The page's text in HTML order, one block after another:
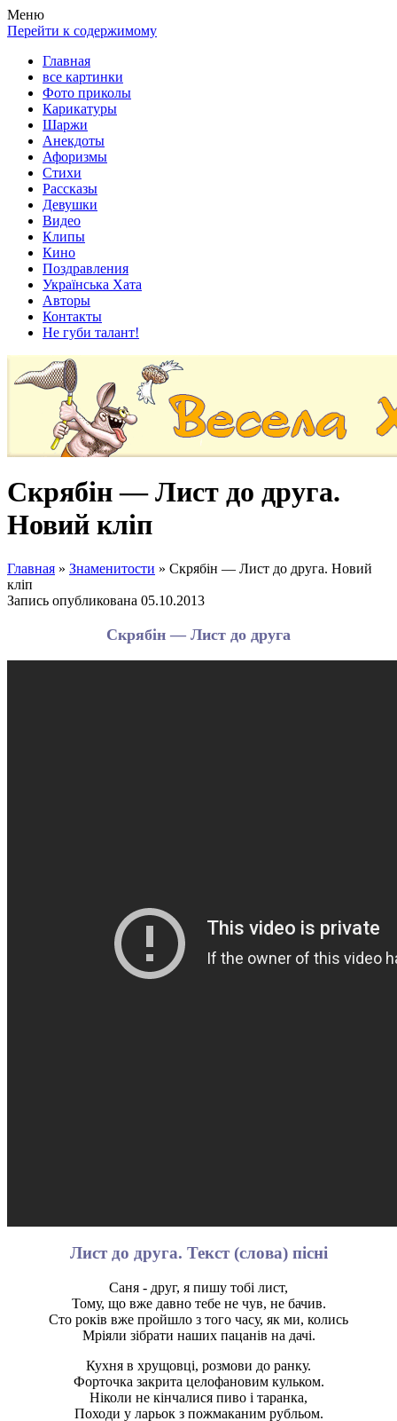
Весела хата — прикольные картинки, смешные истории,
клипы!
Покажем всем ваши фото приколы, карикатуры, шаржи, стихи,
рассказы, видео и песни!
Меню
Перейти к содержимому
Главная
все картинки
Фото приколы
Карикатуры
Шаржи
Анекдоты
Афоризмы
Стихи
Рассказы
Девушки
Видео
Клипы
Кино
Поздравления
Українська Хата
Авторы
Контакты
Не губи талант!
Скрябін — Лист до друга.
Новий кліп
Главная » Знаменитости » Скрябін — Лист до друга. Новий
кліп
Запись опубликована 05.10.2013
Скрябін — Лист до друга
Лист до друга. Текст (слова) пісні
Саня - друг, я пишу тобі лист,
Тому, що вже давно тебе не чув, не бачив.
Сто років вже пройшло з того часу, як ми, колись
Мріяли зібрати наших пацанів на дачі.
Кухня в хрущовці, розмови до ранку.
Форточка закрита целофановим кульком.
Ніколи не кінчалися пиво і таранка,
Походи у ларьок з пожмаканим рубльом.